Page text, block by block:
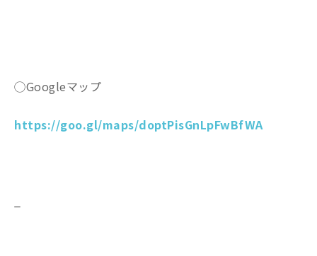
◯Googleマップ
https://goo.gl/maps/doptPisGnLpFwBfWA